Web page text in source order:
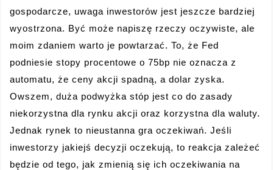
gospodarcze, uwaga inwestorów jest jeszcze bardziej
wyostrzona. Być może napiszę rzeczy oczywiste, ale
moim zdaniem warto je powtarzać. To, że Fed
podniesie stopy procentowe o 75bp nie oznacza z
automatu, że ceny akcji spadną, a dolar zyska.
Owszem, duża podwyżka stóp jest co do zasady
niekorzystna dla rynku akcji oraz korzystna dla waluty.
Jednak rynek to nieustanna gra oczekiwań. Jeśli
inwestorzy jakiejś decyzji oczekują, to reakcja zależeć
będzie od tego, jak zmienią się ich oczekiwania na